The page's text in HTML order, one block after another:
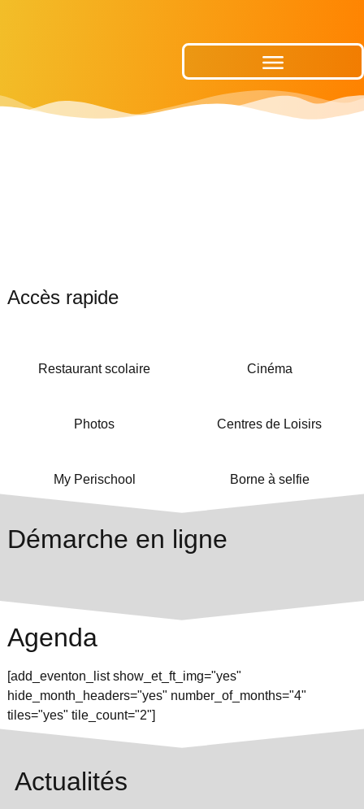
Accès rapide
Restaurant scolaire Cinéma
Photos Centres de Loisirs
My Perischool Borne à selfie
Démarche en ligne
Agenda
[add_eventon_list show_et_ft_img="yes"
hide_month_headers="yes" number_of_months="4"
tiles="yes" tile_count="2"]
Actualités